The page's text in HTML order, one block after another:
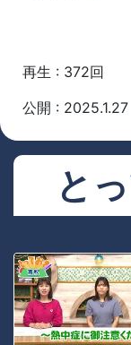
再生 : 372回
公開 : 2025.1.27
と